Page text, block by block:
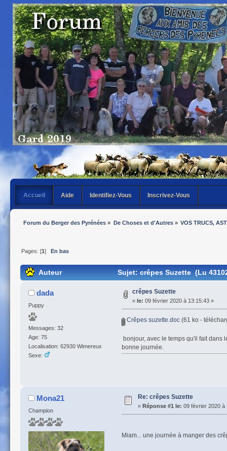
Accueil Aide Identifiez-Vous Inscrivez-Vous
Forum du Berger des Pyrénées » De Choses et d'Autres» VOS TRUCS,
Pages: [1] En bas
Auteur Sujet: crêpes Suzette (Lu
dada
Puppy
Messages: 32
Age: 75
Localisation: 62930 Wimereux
Sexe:
crêpes Suzette
« le: 09 février 2020 à 13:15:43 »
Crêpes suzette.doc(61 ko -
bonjour, avec le temps qu'il fait dans
bonne journée.
Mona21
Champion
Re: crêpes Suzette
« Réponse #1 le: 09 février 2020 à
Miam... une journée à manger des